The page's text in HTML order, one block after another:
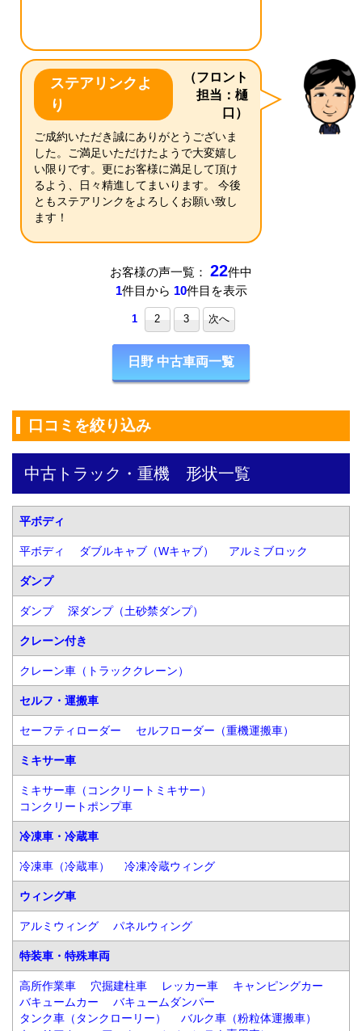
ステアリンクよ
り
（フロント
担当：樋
口）
ご成約いただき誠にありがとうございま
した。ご満足いただけたようで大変嬉し
い限りです。更にお客様に満足して頂け
るよう、日々精進してまいります。 今後
ともステアリンクをよろしくお願い致し
ます！
お客様の声一覧： 22件中
1件目から 10件目を表示
1 2 3 次へ
日野 中古車両一覧
口コミを絞り込み
中古トラック・重機　形状一覧
平ボディ
平ボディ ダブルキャブ（Wキャブ） アルミブロック
ダンプ
ダンプ 深ダンプ（土砂禁ダンプ）
クレーン付き
クレーン車（トラッククレーン）
セルフ・運搬車
セーフティローダー セルフローダー（重機運搬車）
ミキサー車
ミキサー車（コンクリートミキサー）
コンクリートポンプ車
冷凍車・冷蔵車
冷凍車（冷蔵車） 冷凍冷蔵ウィング
ウィング車
アルミウィング パネルウィング
特装車・特殊車両
高所作業車 穴掘建柱車 レッカー車
キャンピングカー
バキュームカー
バキュームダンパー
タンク車（タンクローリー）
バルク車（粉粒体運搬車）